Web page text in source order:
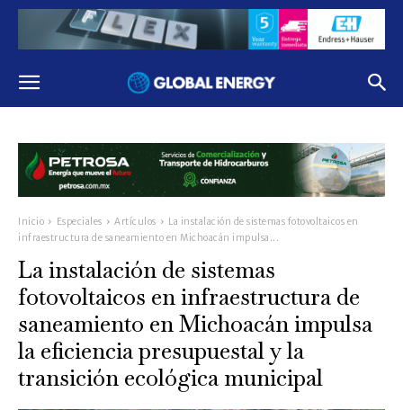
Inicio Especiales Artículos
La instalación de sistemas fotovoltaicos en
infraestructura de saneamiento en Michoacán impulsa...
La instalación de sistemas
fotovoltaicos en infraestructura de
saneamiento en Michoacán impulsa
la eficiencia presupuestal y la
transición ecológica municipal